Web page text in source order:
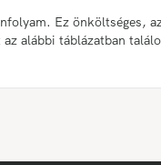
Ez önköltséges,
alábbi táblázatban